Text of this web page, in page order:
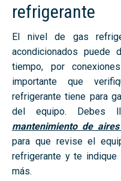
refrigerante
El nivel de gas
acondicionados puede
tiempo, por
importante que
refrigerante tiene para
del equipo. Debes
mantenimiento de
para que revise el
refrigerante y te
más.